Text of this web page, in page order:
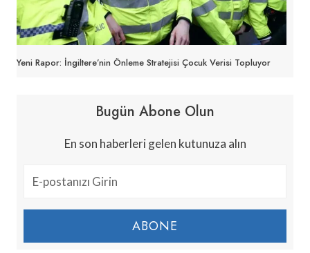
Yeni Rapor: İngiltere’nin Önleme Stratejisi Çocuk Verisi Topluyor
Bugün Abone Olun
En son haberleri gelen kutunuza alın
ABONE